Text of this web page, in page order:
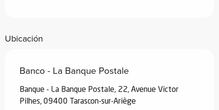
Ubicación
Banco - La Banque Postale
Banque - La Banque Postale, 22, Avenue Victor
Pilhes, 09400 Tarascon-sur-Ariège